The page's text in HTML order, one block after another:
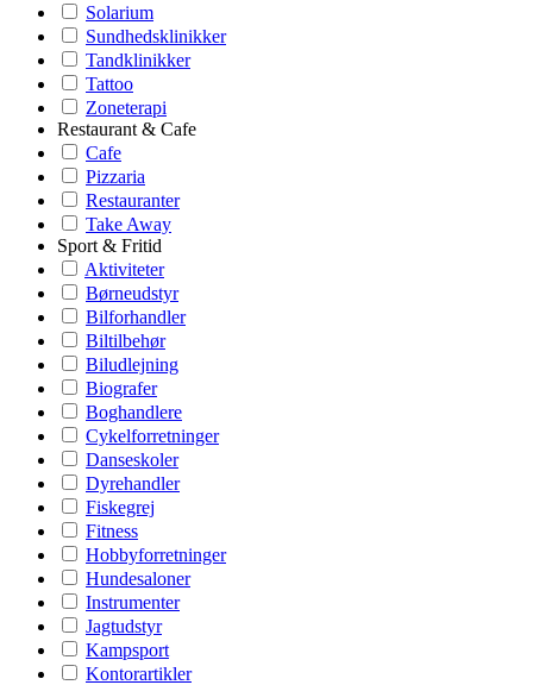
Solarium
Sundhedsklinikker
Tandklinikker
Tattoo
Zoneterapi
Restaurant & Cafe
Cafe
Pizzaria
Restauranter
Take Away
Sport & Fritid
Aktiviteter
Børneudstyr
Bilforhandler
Biltilbehør
Biludlejning
Biografer
Boghandlere
Cykelforretninger
Danseskoler
Dyrehandler
Fiskegrej
Fitness
Hobbyforretninger
Hundesaloner
Instrumenter
Jagtudstyr
Kampsport
Kontorartikler